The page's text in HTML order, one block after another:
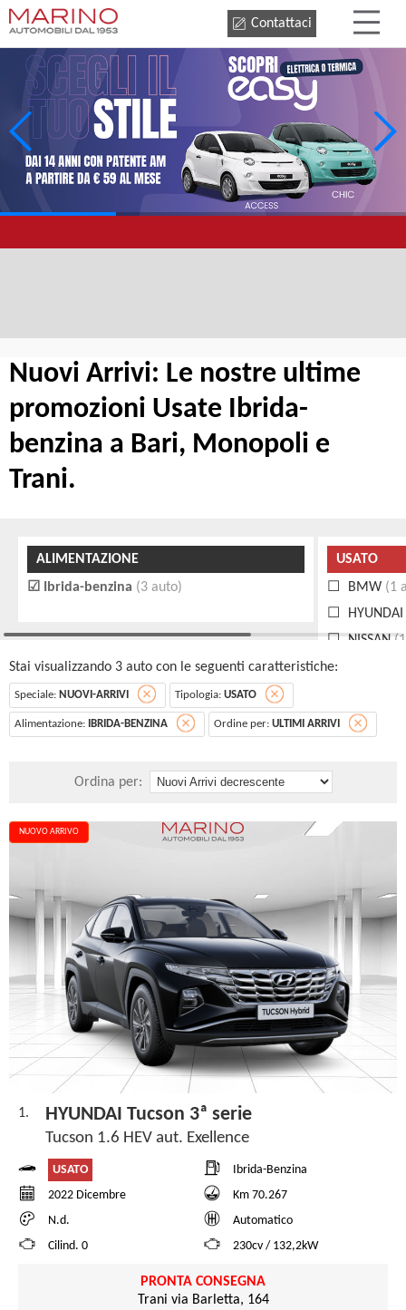
Contattaci
Nuovi Arrivi: Le nostre ultime
promozioni Usate Ibrida-
benzina a Bari, Monopoli e
Trani.
ALIMENTAZIONE
Ibrida-benzina (3 auto)
USATO
BMW (1
HYUNDAI
NISSAN
Stai visualizzando 3 auto con le seguenti caratteristiche:
Speciale: NUOVI-ARRIVI Tipologia: USATO
Alimentazione: IBRIDA-BENZINA Ordine per: ULTIMI ARRIVI
Ordina per:
NUOVO ARRIVO
1. HYUNDAI Tucson 3ª serie
Tucson 1.6 HEV aut. Exellence
USATO
Ibrida-Benzina
2022 Dicembre
Km 70.267
N.d.
Automatico
Cilind. 0
230cv / 132,2kW
PRONTA CONSEGNA
Trani via Barletta, 164